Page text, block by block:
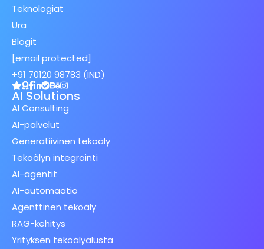
Teknologiat
Ura
Blogit
[email protected]
+91 70120 98783 (IND)
AI Solutions
AI Consulting
AI-palvelut
Generatiivinen tekoäly
Tekoälyn integrointi
AI-agentit
AI-automaatio
Agenttinen tekoäly
RAG-kehitys
Yrityksen tekoälyalusta